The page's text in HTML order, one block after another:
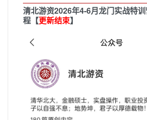
清北游资2026年4-6月龙门实战特
程【更新结束】